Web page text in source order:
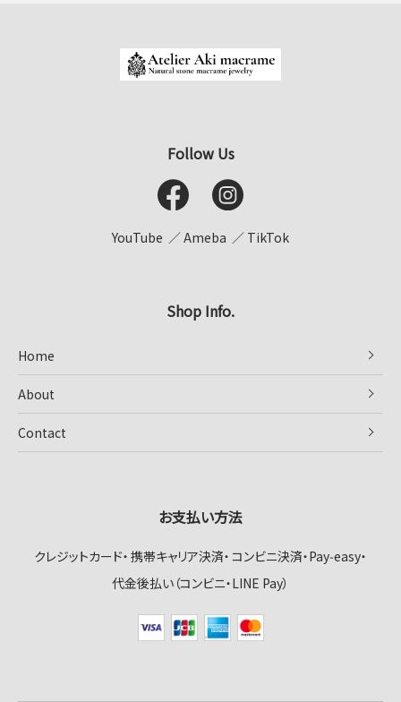
Follow Us
YouTube Ameba TikTok
Shop Info.
Home
About
Contact
お支払い方法
クレジットカード 携帯キャリア決済 コンビニ決済・Pay‑easy
代金後払い（コンビニ・LINE Pay）